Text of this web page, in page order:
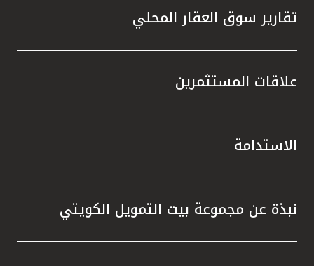
تقارير سوق العقار المحلي
علاقات المستثمرين
الاستدامة
نبذة عن مجموعة بيت التمويل الكويتي